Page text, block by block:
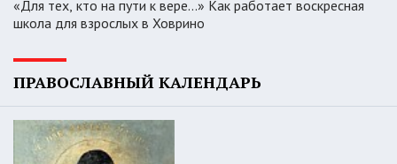
«Для тех, кто на пути к вере...» Как работает воскресная
школа для взрослых в Ховрино
ПРАВОСЛАВНЫЙ КАЛЕНДАРЬ